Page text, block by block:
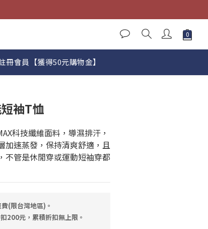
冊會員【獲得50元購物金】
袖T恤
科技纖維面料，導濕排汗，
加速蒸發，保持清爽舒適，且
不管是休閒穿或運動短袖穿都
(限台灣地區)。
200元，累積折扣無上限。